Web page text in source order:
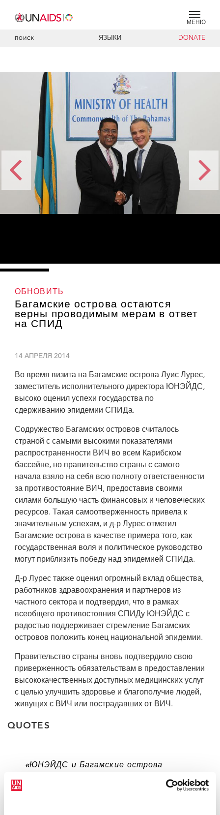
МЕНЮ
ПОИСК ЯЗЫКИ DONATE
Во время визита на Багамские острова Луис Лурес, заместитель
исполнительного директора ЮНЭЙДС, высоко оценил успехи государства
ОБНОВИТЬ
Багамские острова остаются
верны проводимым мерам в ответ
на СПИД
14 АПРЕЛЯ 2014
Во время визита на Багамские острова Луис Лурес,
заместитель исполнительного директора ЮНЭЙДС,
высоко оценил успехи государства по
сдерживанию эпидемии СПИДа.
Содружество Багамских островов считалось
страной с самыми высокими показателями
распространенности ВИЧ во всем Карибском
бассейне, но правительство страны с самого
начала взяло на себя всю полноту ответственности
за противостояние ВИЧ, предоставив своими
силами большую часть финансовых и человеческих
ресурсов. Такая самоотверженность привела к
значительным успехам, и д-р Лурес отметил
Багамские острова в качестве примера того, как
государственная воля и политическое руководство
могут приблизить победу над эпидемией СПИДа.
Д-р Лурес также оценил огромный вклад общества,
работников здравоохранения и партнеров из
частного сектора и подтвердил, что в рамках
всеобщего противостояния СПИДу ЮНЭЙДС с
радостью поддерживает стремление Багамских
островов положить конец национальной эпидемии.
Правительство страны вновь подтвердило свою
приверженность обязательствам в предоставлении
высококачественных доступных медицинских услуг
с целью улучшить здоровье и благополучие людей,
живущих с ВИЧ или пострадавших от ВИЧ.
QUOTES
«ЮНЭЙДС и Багамские острова
рамках противодействия СПИДу».